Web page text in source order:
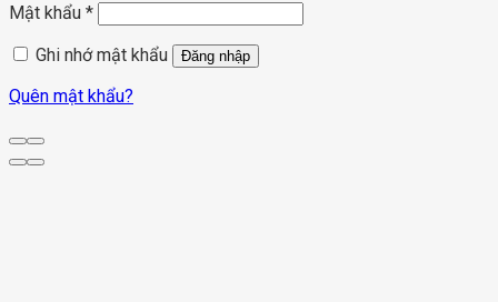
Mật khẩu *
Ghi nhớ mật khẩu
Đăng nhập
Quên mật khẩu?